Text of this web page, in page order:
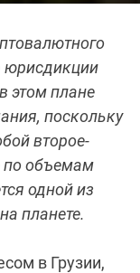
юрисдикции
этом плане
поскольку
второе-
по объемам
одной из
планете.
в Грузии,